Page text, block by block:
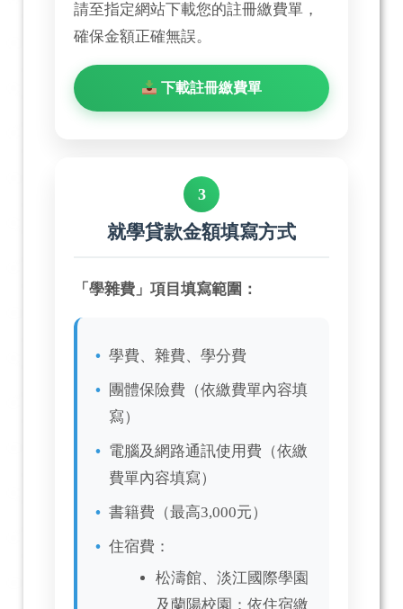
請至指定網站下載您的註冊繳費單，
確保金額正確無誤。
下載註冊繳費單
3
就學貸款金額填寫方式
「學雜費」項目填寫範圍：
學費、雜費、學分費
團體保險費（依繳費單內容填
寫）
電腦及網路通訊使用費（依繳
費單內容填寫）
書籍費（最高3,000元）
住宿費：
松濤館、淡江國際學園
及蘭陽校園：依住宿繳